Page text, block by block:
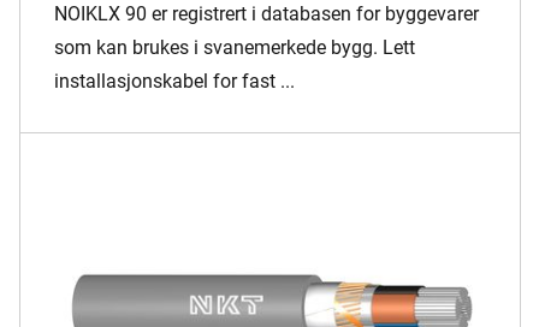
NOIKLX 90 er registrert i databasen for byggevarer
som kan brukes i svanemerkede bygg. Lett
installasjonskabel for fast ...